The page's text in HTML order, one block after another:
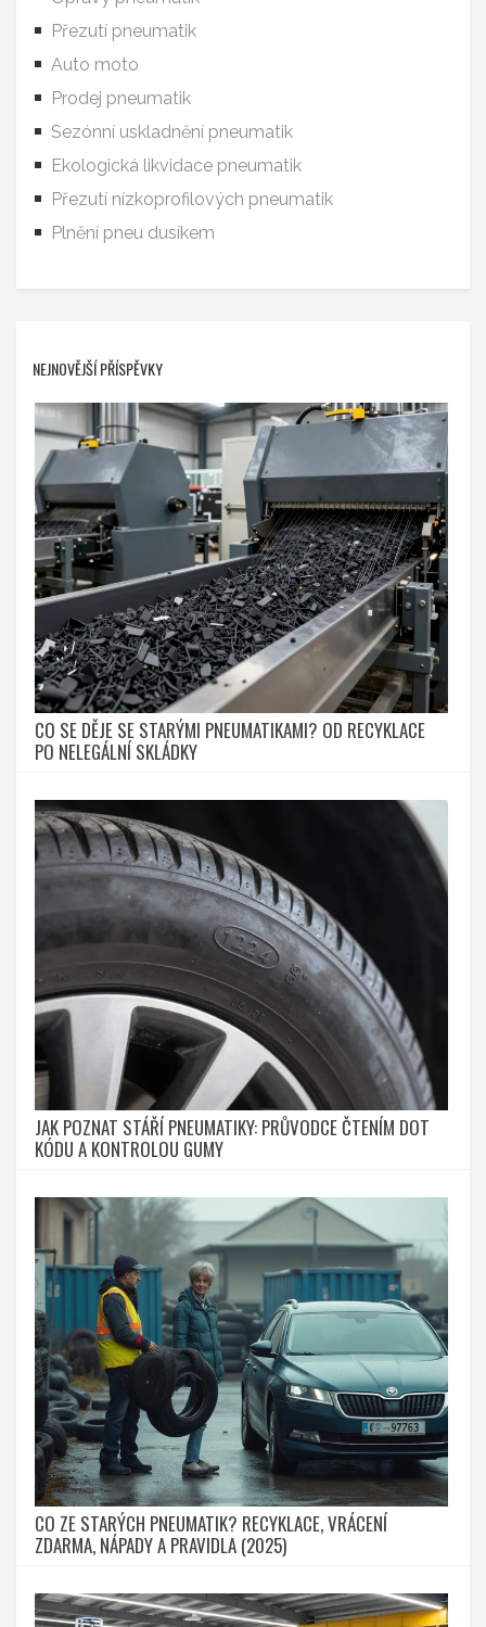
Přezutí pneumatik
Auto moto
Prodej pneumatik
Sezónní uskladnění pneumatik
Ekologická likvidace pneumatik
Přezutí nízkoprofilových pneumatik
Plnění pneu dusíkem
NEJNOVĚJŠÍ PŘÍSPĚVKY
CO SE DĚJE SE STARÝMI PNEUMATIKAMI? OD RECYKLACE
PO NELEGÁLNÍ SKLÁDKY
JAK POZNAT STÁŘÍ PNEUMATIKY: PRŮVODCE ČTENÍM DOT
KÓDU A KONTROLOU GUMY
CO ZE STARÝCH PNEUMATIK? RECYKLACE, VRÁCENÍ
ZDARMA, NÁPADY A PRAVIDLA (2025)